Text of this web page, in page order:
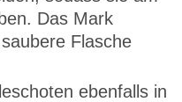
Das Mark
Flasche
ebenfalls in